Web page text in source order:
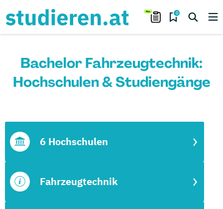
0
Bachelor Fahrzeugtechnik:
Hochschulen & Studiengänge
Fahrzeugtechnik
6 Hochschulen